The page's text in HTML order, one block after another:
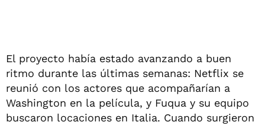
El proyecto había estado avanzando a buen
ritmo durante las últimas semanas: Netflix se
reunió con los actores que acompañarían a
Washington en la película, y Fuqua y su equipo
buscaron locaciones en Italia. Cuando surgieron